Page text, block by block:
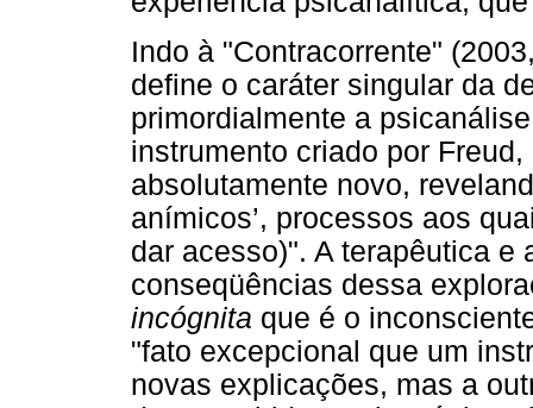
Indo à "Contracorrente"
define o caráter singular da
primordialmente a
instrumento criado por
absolutamente novo,
anímicos’, processos aos
dar acesso)". A terapêutica e
conseqüências dessa
incógnita que é o
"fato excepcional que um
novas explicações, mas a